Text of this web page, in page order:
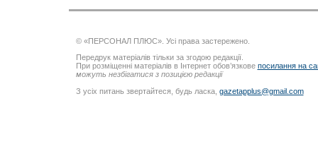
© «ПЕРСОНАЛ ПЛЮС». Усі права застережено.
Передрук матеріалів тільки за згодою редакції.
При розміщенні матеріалів в Інтернет обов’язкове посилання на
можуть незбігатися з позицією редакції
З усіх питань звертайтеся, будь ласка, gazetapplus@gmail.com